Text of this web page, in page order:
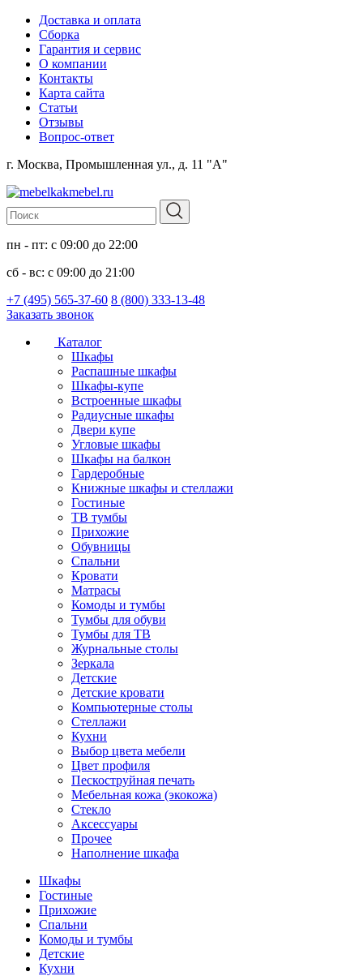
Доставка и оплата
Сборка
Гарантия и сервис
О компании
Контакты
Карта сайта
Статьи
Отзывы
Вопрос-ответ
г. Москва, Промышленная ул., д. 11 "А"
пн - пт: с 09:00 до 22:00
сб - вс: с 09:00 до 21:00
+7 (495) 565-37-60 8 (800) 333-13-48
Заказать звонок
Каталог
Шкафы
Распашные шкафы
Шкафы-купе
Встроенные шкафы
Радиусные шкафы
Двери купе
Угловые шкафы
Шкафы на балкон
Гардеробные
Книжные шкафы и стеллажи
Гостиные
ТВ тумбы
Прихожие
Обувницы
Спальни
Кровати
Матрасы
Комоды и тумбы
Тумбы для обуви
Тумбы для ТВ
Журнальные столы
Зеркала
Детские
Детские кровати
Компьютерные столы
Стеллажи
Кухни
Выбор цвета мебели
Цвет профиля
Пескоструйная печать
Мебельная кожа (экокожа)
Стекло
Аксессуары
Прочее
Наполнение шкафа
Шкафы
Гостиные
Прихожие
Спальни
Комоды и тумбы
Детские
Кухни